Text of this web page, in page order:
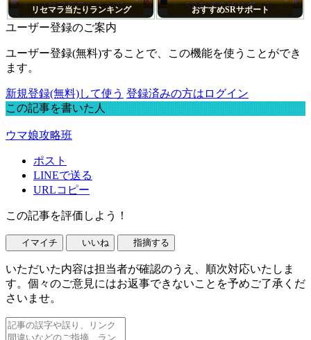
リセマラ当たりランキング おすすめSRサポート
ユーザー登録のご案内
ユーザー登録(無料)することで、この機能を使うことができ
ます。
新規登録(無料)して使う 登録済みの方はログイン
この記事を書いた人
ウマ娘攻略班
ポスト
LINEで送る
URLコピー
この記事を評価しよう！
イマイチ いいね 指摘する
いただいた内容は担当者が確認のうえ、順次対応いたしま
す。個々のご意見にはお返事できないことを予めご了承くだ
さいませ。